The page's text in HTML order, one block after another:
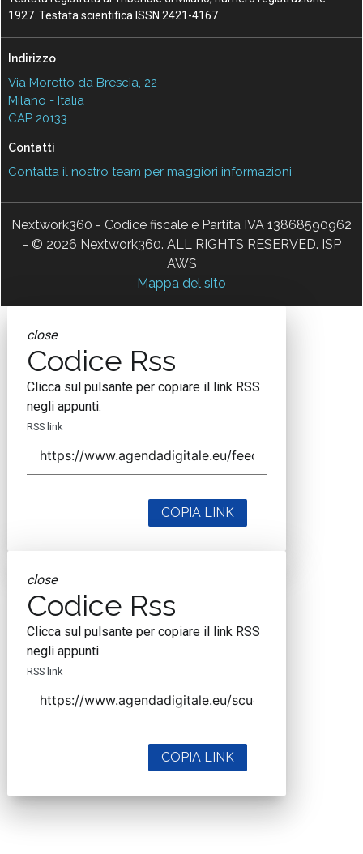
1927. Testata scientifica ISSN 2421-4167
Indirizzo
Via Moretto da Brescia, 22
Milano - Italia
CAP 20133
Contatti
Contatta il nostro team per maggiori informazioni
Nextwork360 - Codice fiscale e Partita IVA 13868590962
- © 2026 Nextwork360. ALL RIGHTS RESERVED. ISP
AWS
Mappa del sito
close
Codice Rss
Clicca sul pulsante per copiare il link RSS
negli appunti.
RSS link
COPIA LINK
close
Codice Rss
Clicca sul pulsante per copiare il link RSS
negli appunti.
RSS link
COPIA LINK